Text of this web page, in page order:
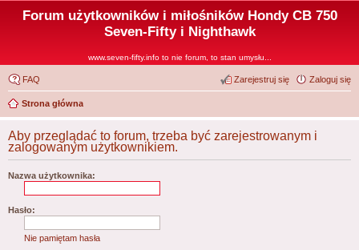
Forum użytkowników i miłośników Hondy CB 750
Seven-Fifty i Nighthawk
www.seven-fifty.info to nie forum, to stan umysłu...
FAQ Zaloguj się
Zarejestruj się
Strona główna
Aby przeglądać to forum, trzeba być zarejestrowanym i
zalogowanym użytkownikiem.
Nazwa użytkownika:
Hasło:
Nie pamiętam hasła